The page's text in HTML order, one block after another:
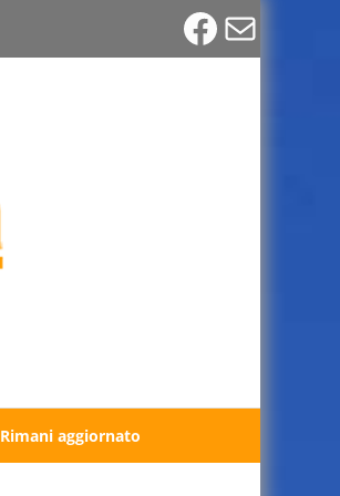
Email
Rimani aggiornato